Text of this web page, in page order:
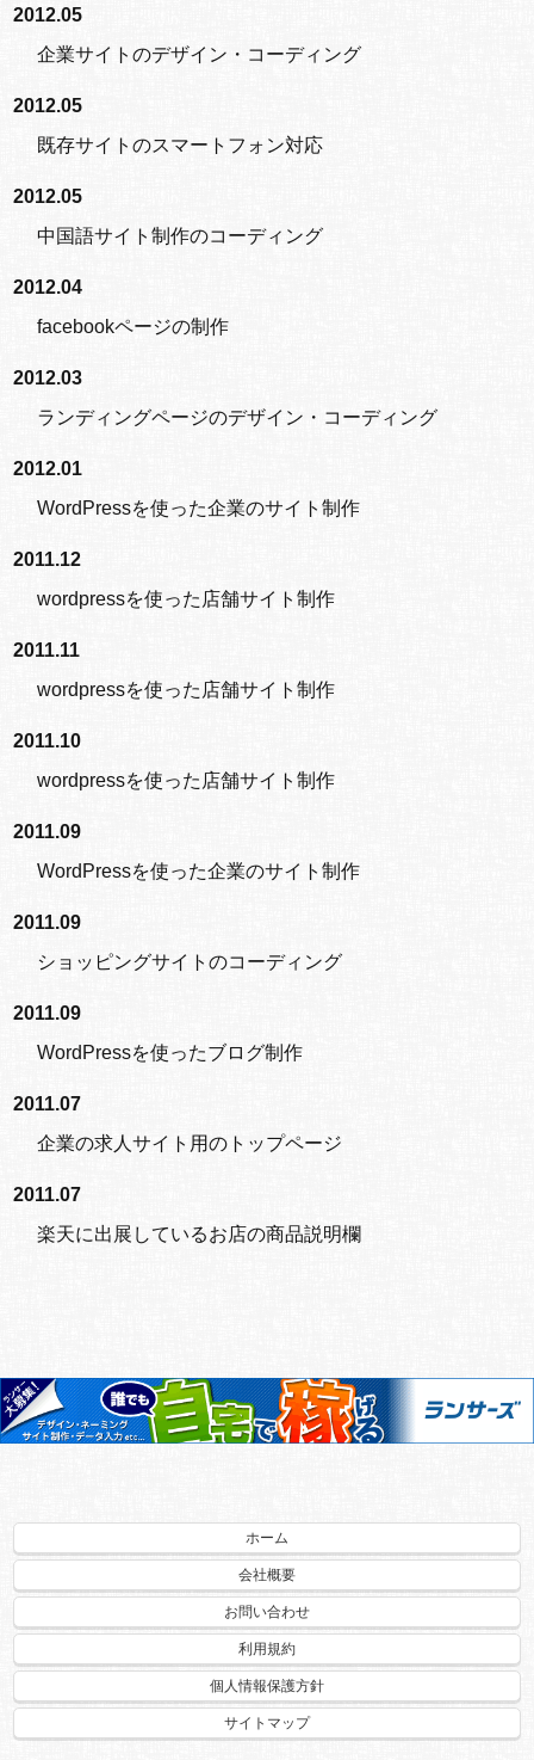
2012.05
企業サイトのデザイン・コーディング
2012.05
既存サイトのスマートフォン対応
2012.05
中国語サイト制作のコーディング
2012.04
facebookページの制作
2012.03
ランディングページのデザイン・コーディング
2012.01
WordPressを使った企業のサイト制作
2011.12
wordpressを使った店舗サイト制作
2011.11
wordpressを使った店舗サイト制作
2011.10
wordpressを使った店舗サイト制作
2011.09
WordPressを使った企業のサイト制作
2011.09
ショッピングサイトのコーディング
2011.09
WordPressを使ったブログ制作
2011.07
企業の求人サイト用のトップページ
2011.07
楽天に出展しているお店の商品説明欄
ホーム
会社概要
お問い合わせ
利用規約
個人情報保護方針
サイトマップ